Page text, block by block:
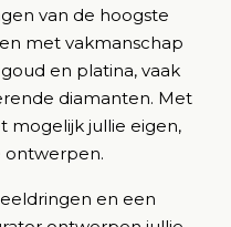
van de hoogste
met vakmanschap
en platina, vaak
diamanten. Met
mogelijk jullie eigen,
ontwerpen.
en een